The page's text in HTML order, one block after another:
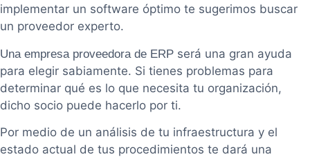
implementar un software óptimo te sugerimos buscar
un proveedor experto.
Una empresa proveedora de ERP será una gran ayuda
para elegir sabiamente. Si tienes problemas para
determinar qué es lo que necesita tu organización,
dicho socio puede hacerlo por ti.
Por medio de un análisis de tu infraestructura y el
estado actual de tus procedimientos te dará una